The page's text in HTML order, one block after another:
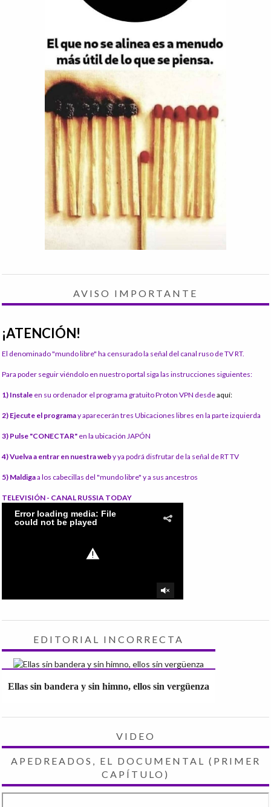
AVISO IMPORTANTE
¡ATENCIÓN!
El denominado "mundo libre" ha censurado la señal del canal ruso de TV RT.
Para poder seguir viéndolo en nuestro portal siga las instrucciones siguientes:
1) Instale en su ordenador el programa gratuito Proton VPN desdeaquí:
2) Ejecute el programay aparecerán tres Ubicaciones libres en la parte izquierda
3) Pulse "CONECTAR" en la ubicación JAPÓN
4) Vuelva a entrar en nuestra weby ya podrá disfrutar de la señal de RT TV
5) Maldigaa los cabecillas del "mundo libre" y a sus ancestros
TELEVISIÓN - CANAL RUSSIA TODAY
EDITORIAL INCORRECTA
Ellas sin bandera y sin himno, ellos sin vergüenza
VIDEO
APEDREADOS, EL DOCUMENTAL (PRIMER
CAPÍTULO)